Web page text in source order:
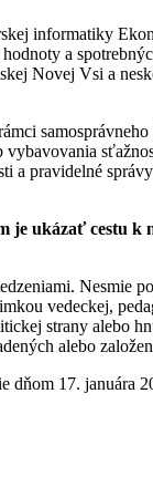
informatiky
a
Novej Vsi a
a pravidelné
ukázať cestu
Nesmie
vedeckej,
strany alebo
alebo
17. januára